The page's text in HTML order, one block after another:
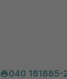
040 181885-